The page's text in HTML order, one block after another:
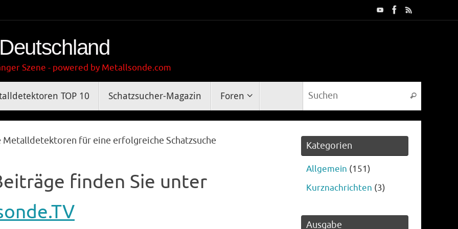
Szene - powered by Metallsonde.com
TOP 10 Schatzsucher-Magazin Foren Suchen
für eine erfolgreiche Schatzsuche
finden Sie unter
Kategorien
Allgemein (151)
Kurznachrichten (3)
Ausgabe